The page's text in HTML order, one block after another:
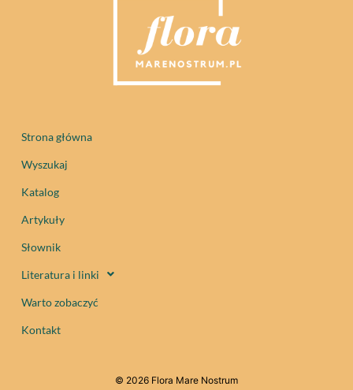
Strona główna
Wyszukaj
Katalog
Artykuły
Słownik
Literatura i linki
Warto zobaczyć
Kontakt
© 2026 Flora Mare Nostrum